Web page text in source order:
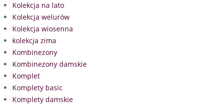
Kolekcja na lato
Kolekcja welurów
Kolekcja wiosenna
kolekcja zima
Kombinezony
Kombinezony damskie
Komplet
Komplety basic
Komplety damskie